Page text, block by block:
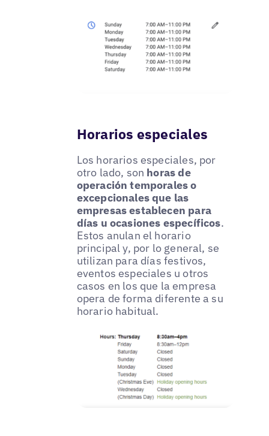
Horarios especiales
Los horarios especiales, por
otro lado, son horas de
operación temporales o
excepcionales que las
empresas establecen para
días u ocasiones específicos.
Estos anulan el horario
principal y, por lo general, se
utilizan para días festivos,
eventos especiales u otros
casos en los que la empresa
opera de forma diferente a su
horario habitual.